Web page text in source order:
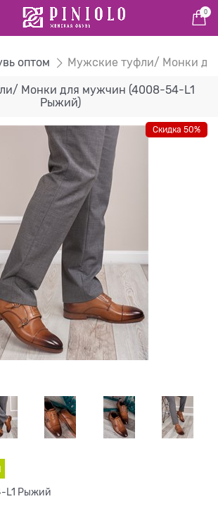
0
оптом Мужские туфли/ Монки
Монки для мужчин (4008-54-L1
Рыжий)
Скидка 50%
L1 Рыжий